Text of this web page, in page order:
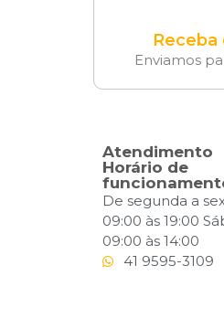
Receba
Enviamos
Atendimento
Horário de
De segunda a
09:00 às 19:00
09:00 às 14:00
41 9595-3109